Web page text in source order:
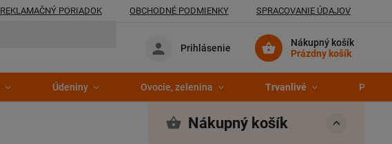
REKLAMAČNÝ PORIADOK OBCHODNÉ PODMIENKY SPRACOVANIE ÚDAJOV
Nákupný košík
Prázdny košík
Prihlásenie
Údeniny Ovocie, zelenina Trvanlivé
Nákupný košík